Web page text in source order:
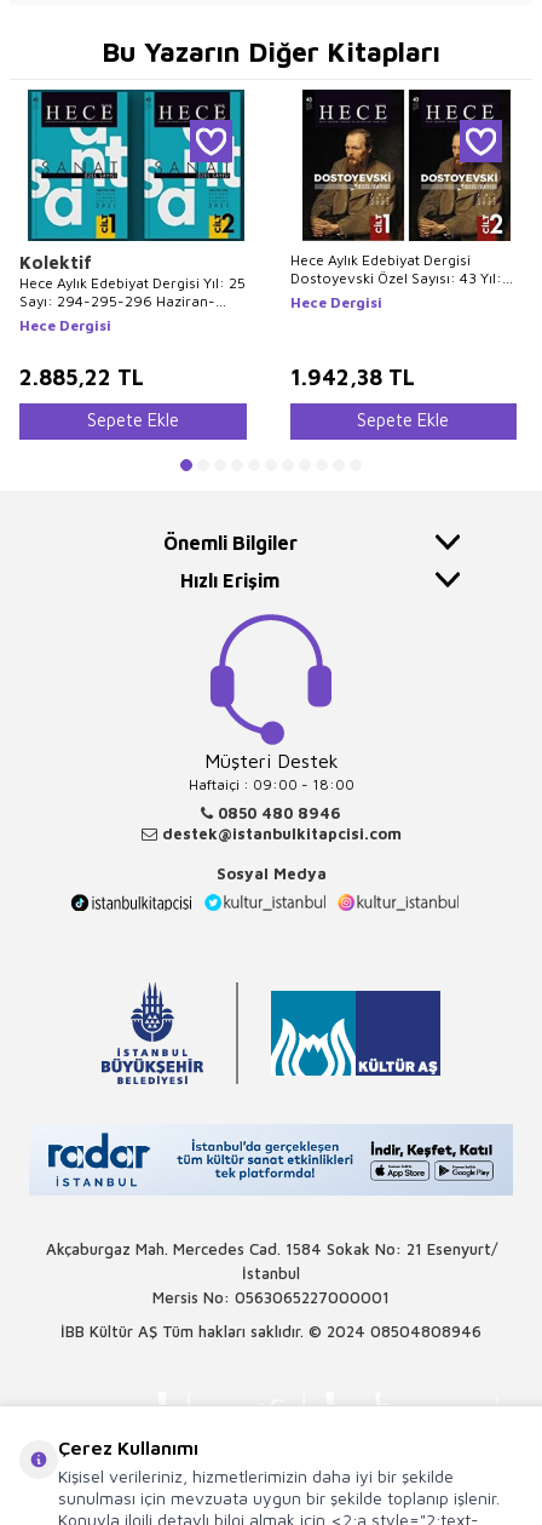
Bu Yazarın Diğer Kitapları
Kolektif
Hece Aylık Edebiyat Dergisi Yıl: 25
Sayı: 294-295-296 Haziran-
Temmuz-Ağustos 2021 - Sanat
Özel Sayı: 42 2 Cilt Takım
Hece Dergisi
2.885,22 TL
Sepete Ekle
Hece Aylık Edebiyat Dergisi
Dostoyevski Özel Sayısı: 43 Yıl:
26 Sayı: 301 Ocak 2022 2 Cilt
Hece Dergisi
1.942,38TL
Sepete Ekle
Önemli Bilgiler
Hızlı Erişim
Müşteri Destek
Haftaiçi : 09:00 - 18:00
0850 480 8946
destek@istanbulkitapcisi.com
Sosyal Medya
Akçaburgaz Mah. Mercedes Cad. 1584 Sokak No: 21 Esenyurt/
İstanbul
Mersis No: 0563065227000001
İBB Kültür AŞ Tüm hakları saklıdır. © 2024 08504808946
Çerez Kullanımı
Kişisel verileriniz, hizmetlerimizin daha iyi bir şekilde
sunulması için mevzuata uygun bir şekilde toplanıp işlenir.
Konuyla ilgili detaylı bilgi almak için <2;a style="2;text-